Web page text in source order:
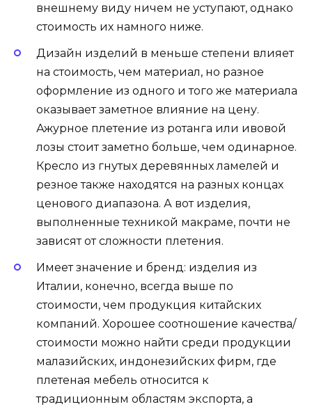
внешнему виду ничем не уступают, однако
стоимость их намного ниже.
Дизайн изделий в меньше степени влияет
на стоимость, чем материал, но разное
оформление из одного и того же материала
оказывает заметное влияние на цену.
Ажурное плетение из ротанга или ивовой
лозы стоит заметно больше, чем одинарное.
Кресло из гнутых деревянных ламелей и
резное также находятся на разных концах
ценового диапазона. А вот изделия,
выполненные техникой макраме, почти не
зависят от сложности плетения.
Имеет значение и бренд: изделия из
Италии, конечно, всегда выше по
стоимости, чем продукция китайских
компаний. Хорошее соотношение качества/
стоимости можно найти среди продукции
малазийских, индонезийских фирм, где
плетеная мебель относится к
традиционным областям экспорта, а